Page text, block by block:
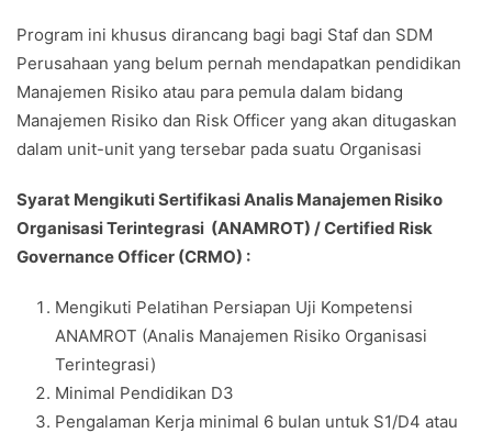
Program ini khusus dirancang bagi bagi Staf dan SDM
Perusahaan yang belum pernah mendapatkan pendidikan
Manajemen Risiko atau para pemula dalam bidang
Manajemen Risiko dan Risk Officer yang akan ditugaskan
dalam unit-unit yang tersebar pada suatu Organisasi
Syarat Mengikuti Sertifikasi Analis Manajemen Risiko
Organisasi Terintegrasi (ANAMROT) / Certified Risk
Governance Officer (CRMO) :
Mengikuti Pelatihan Persiapan Uji Kompetensi
ANAMROT (Analis Manajemen Risiko Organisasi
Terintegrasi)
Minimal Pendidikan D3
Pengalaman Kerja minimal 6 bulan untuk S1/D4 atau